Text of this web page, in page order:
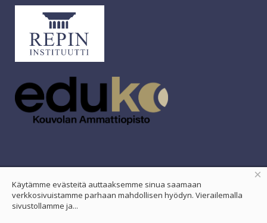
×
Käytämme evästeitä auttaaksemme sinua saamaan
verkkosivuistamme parhaan mahdollisen hyödyn. Vierailemalla
sivustollamme ja...